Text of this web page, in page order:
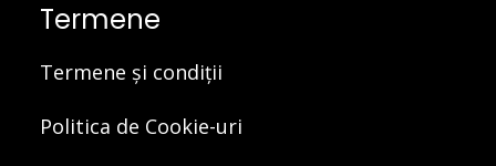
Termene
Termene și condiții
Politica de Cookie-uri